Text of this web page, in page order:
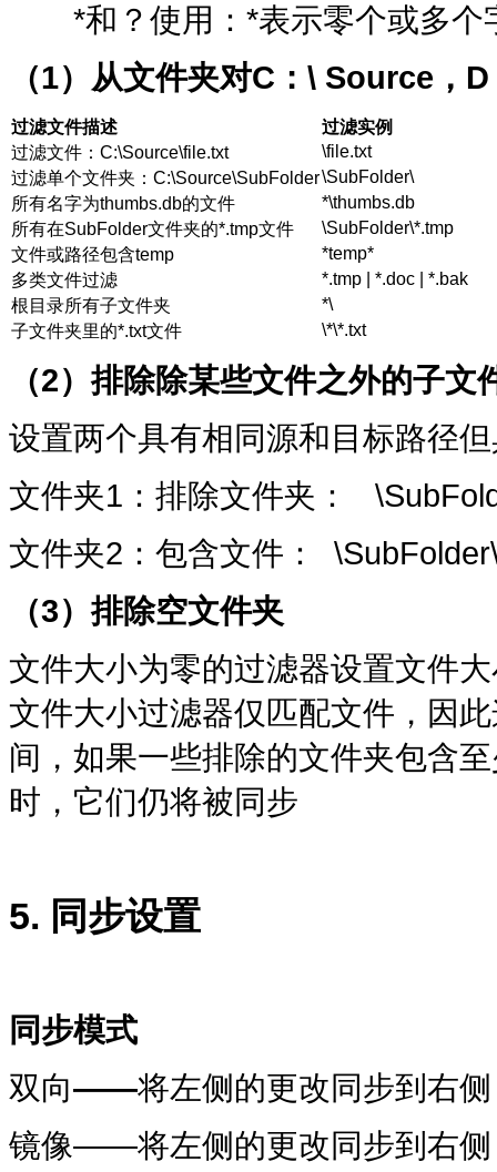
*和？使用：*表示零个或多个
（1）从文件夹对C ：\ Source ，D
过滤文件描述
过滤实例
过滤文件：C:\Source\file.txt
\file.txt
过滤单个文件夹：C:\Source\SubFolder\SubFolder\
所有名字为thumbs.db的文件
*\thumbs.db
所有在SubFolder文件夹的*.tmp文件
\SubFolder\*.tmp
文件或路径包含temp
*temp*
多类文件过滤
*.tmp | *.doc | *.bak
根目录所有子文件夹
*\
子文件夹里的*.txt文件
\*\*.txt
（2）排除除某些文件之外的子文
设置两个具有相同源和目标路径
文件夹1：排除文件夹：
文件夹2：包含文件：
（3）排除空文件夹
文件大小为零的过滤器设置文件
文件大小过滤器仅匹配文件，因
间，如果一些排除的文件夹包含
时，它们仍将被同步
5. 同步设置
同步模式
双向——将左侧的更改同步到右
镜像——将左侧的更改同步到右侧